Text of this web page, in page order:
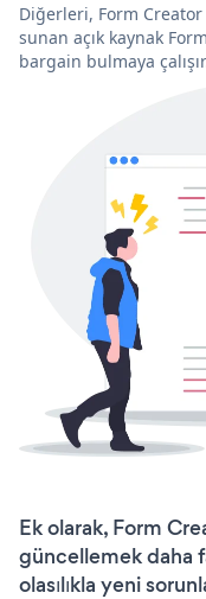
Diğerleri, Form
sunan açık kaynak
bargain bulmaya
Ek olarak, Form
güncellemek daha
olasılıkla yeni